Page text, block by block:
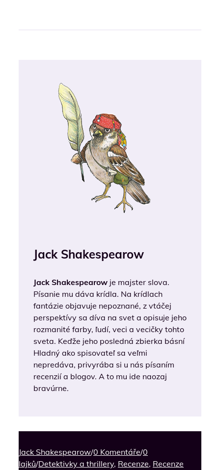
Jack Shakespearow
Jack Shakespearow je majster slova.
Písanie mu dáva krídla. Na krídlach
fantázie objavuje nepoznané, z vtáčej
perspektívy sa díva na svet a opisuje jeho
rozmanité farby, ľudí, veci a vecičky tohto
sveta. Keďže jeho posledná zbierka básní
Hladný ako spisovateľ sa veľmi
nepredáva, privyrába si u nás písaním
recenzií a blogov. A to mu ide naozaj
bravúrne.
Jack Shakespearow/0 Komentáře/0
lajků/Detektivky a thrillery, Recenze, Recenze